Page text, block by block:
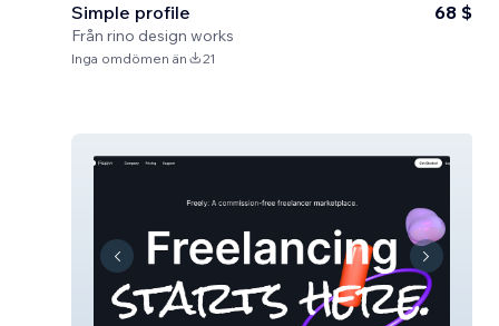
Simple profile
Från rino design works
68 $
Inga omdömen än 21